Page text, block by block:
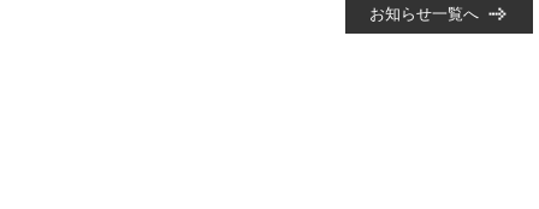
お知らせ一覧へ